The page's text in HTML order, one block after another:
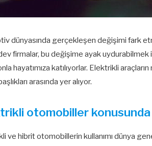
dünyasında gerçekleşen değişimi fark
firmalar, bu değişime ayak
hayatımıza katılıyorlar. Elektrikli
arasında yer alıyor.
otomobiller
ve hibrit otomobillerin kullanımı dünya